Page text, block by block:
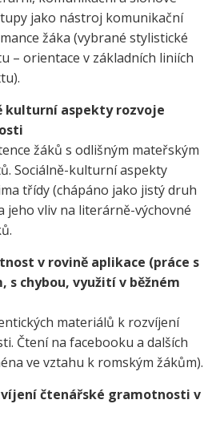
jako nástroj komunikační
žáka (vybrané stylistické
– orientace v základních liniích
kulturní aspekty rozvoje
žáků s odlišným mateřským
Sociálně-kulturní aspekty
třídy (chápáno jako jistý druh
jeho vliv na literárně-výchovné
v rovině aplikace (práce s
chybou, využití v běžném
materiálů k rozvíjení
Čtení na facebooku a dalších
ve vztahu k romským žákům).
čtenářské gramotnosti v